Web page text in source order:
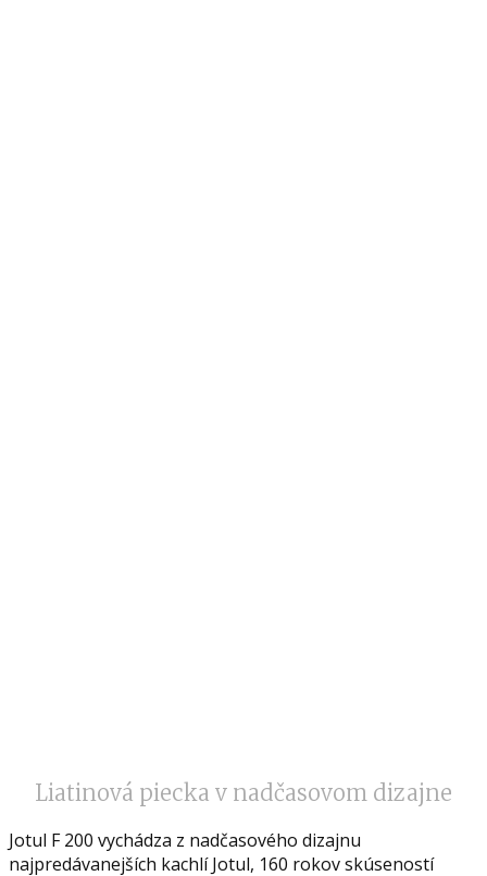
Liatinová piecka v nadčasovom dizajne
Jotul F 200 vychádza z nadčasového dizajnu
najpredávanejších kachlí Jotul, 160 rokov skúseností